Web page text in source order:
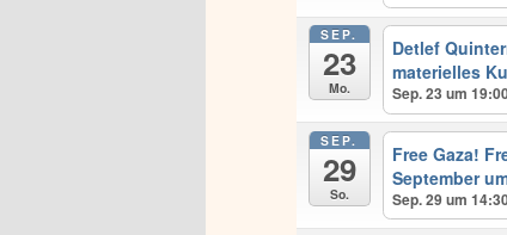
SEP.
23
Mo.
Detlef
materielles
Sep. 23 um
SEP.
29
So.
Free Gaza!
September
Sep. 29 um